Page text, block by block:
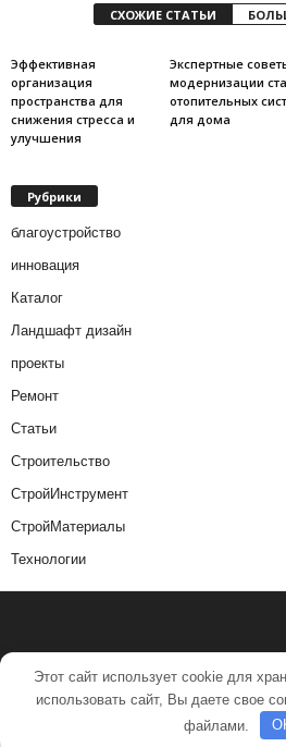
СХОЖИЕ СТАТЬИ
Эффективная
организация
пространства для
снижения стресса и
улучшения
Экспертные
модернизации
отопительных
для дома
Рубрики
благоустройство
инновация
Каталог
Ландшафт дизайн
проекты
Ремонт
Статьи
Строительство
СтройИнструмент
СтройМатериалы
Технологии
© 2017-2020
Этот сайт использует cookie для
использовать сайт, Вы даете свое
файлами.